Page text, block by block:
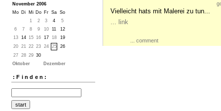
November 2006
Mo Di Mi Do Fr Sa So
1
2 3 4
5
6
7 8 9 10 11
12
13
14 15 16 17 18
19
20
21 22 23 24 25
26
27
28 29 30
Oktober
Dezember
:Finden:
Vielleicht hats mit Malerei zu tun...
... link
... comment